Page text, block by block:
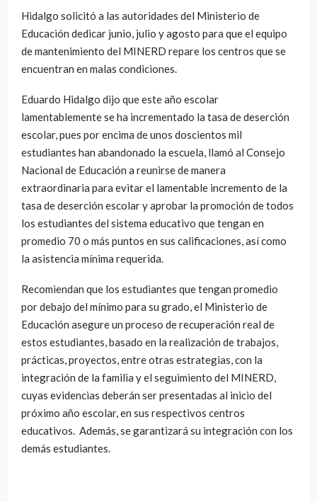
Hidalgo solicitó a las autoridades del Ministerio de
Educación dedicar junio, julio y agosto para que el equipo
de mantenimiento del MINERD repare los centros que se
encuentran en malas condiciones.
Eduardo Hidalgo dijo que este año escolar
lamentablemente se ha incrementado la tasa de deserción
escolar, pues por encima de unos doscientos mil
estudiantes han abandonado la escuela, llamó al Consejo
Nacional de Educación a reunirse de manera
extraordinaria para evitar el lamentable incremento de la
tasa de deserción escolar y aprobar la promoción de todos
los estudiantes del sistema educativo que tengan en
promedio 70 o más puntos en sus calificaciones, así como
la asistencia mínima requerida.
Recomiendan que los estudiantes que tengan promedio
por debajo del mínimo para su grado, el Ministerio de
Educación asegure un proceso de recuperación real de
estos estudiantes, basado en la realización de trabajos,
prácticas, proyectos, entre otras estrategias, con la
integración de la familia y el seguimiento del MINERD,
cuyas evidencias deberán ser presentadas al inicio del
próximo año escolar, en sus respectivos centros
educativos. Además, se garantizará su integración con los
demás estudiantes.